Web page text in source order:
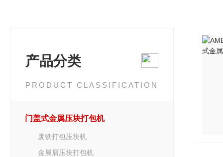
产品分类
PRODUCT CLASSIFICATION
门盖式金属压块打包机
废铁打包压块机
金属屑压块打包机